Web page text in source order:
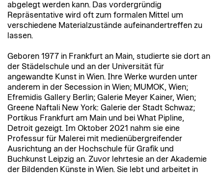
abgelegt werden kann. Das vordergründig
Repräsentative wird oft zum formalen Mittel um
verschiedene Materialzustände aufeinandertreffen zu
lassen.
Geboren 1977 in Frankfurt an Main, studierte sie dort an
der Städelschule und an der Universität für
angewandte Kunst in Wien. Ihre Werke wurden unter
anderem in der Secession in Wien; MUMOK, Wien;
Efremidis Gallery Berlin; Galerie Meyer Kainer, Wien;
Greene Naftali New York: Galerie der Stadt Schwaz;
Portikus Frankfurt am Main und bei What Pipline,
Detroit gezeigt. Im Oktober 2021 nahm sie eine
Professur für Malerei mit medienübergreifender
Ausrichtung an der Hochschule für Grafik und
Buchkunst Leipzig an. Zuvor lehrtesie an der Akademie
der Bildenden Künste in Wien. Sie lebt und arbeitet in